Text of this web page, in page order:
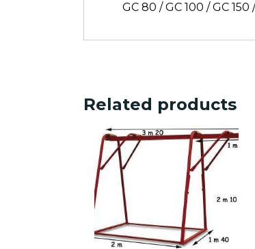
GC 80 / GC 100 / GC
Related products